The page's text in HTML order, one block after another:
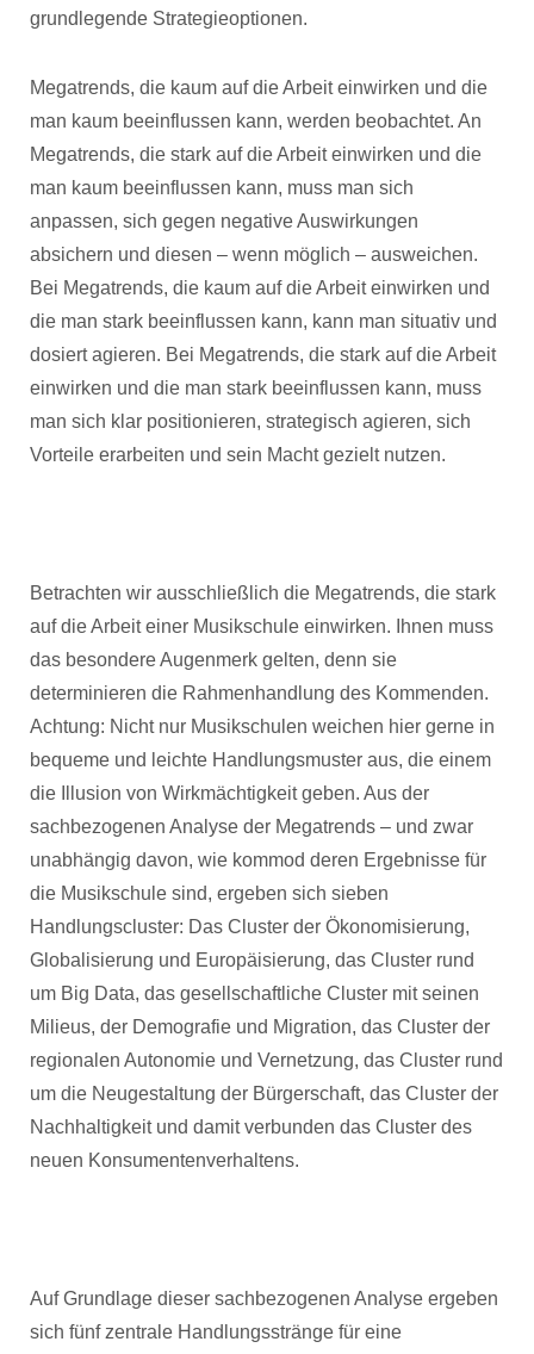
grundlegende Strategieoptionen.
Megatrends, die kaum auf die Arbeit einwirken und die
man kaum beeinflussen kann, werden beobachtet. An
Megatrends, die stark auf die Arbeit einwirken und die
man kaum beeinflussen kann, muss man sich
anpassen, sich gegen negative Auswirkungen
absichern und diesen – wenn möglich – ausweichen.
Bei Megatrends, die kaum auf die Arbeit einwirken und
die man stark beeinflussen kann, kann man situativ und
dosiert agieren. Bei Megatrends, die stark auf die Arbeit
einwirken und die man stark beeinflussen kann, muss
man sich klar positionieren, strategisch agieren, sich
Vorteile erarbeiten und sein Macht gezielt nutzen.
Betrachten wir ausschließlich die Megatrends, die stark
auf die Arbeit einer Musikschule einwirken. Ihnen muss
das besondere Augenmerk gelten, denn sie
determinieren die Rahmenhandlung des Kommenden.
Achtung: Nicht nur Musikschulen weichen hier gerne in
bequeme und leichte Handlungsmuster aus, die einem
die Illusion von Wirkmächtigkeit geben. Aus der
sachbezogenen Analyse der Megatrends – und zwar
unabhängig davon, wie kommod deren Ergebnisse für
die Musikschule sind, ergeben sich sieben
Handlungscluster: Das Cluster der Ökonomisierung,
Globalisierung und Europäisierung, das Cluster rund
um Big Data, das gesellschaftliche Cluster mit seinen
Milieus, der Demografie und Migration, das Cluster der
regionalen Autonomie und Vernetzung, das Cluster rund
um die Neugestaltung der Bürgerschaft, das Cluster der
Nachhaltigkeit und damit verbunden das Cluster des
neuen Konsumentenverhaltens.
Auf Grundlage dieser sachbezogenen Analyse ergeben
sich fünf zentrale Handlungsstränge für eine